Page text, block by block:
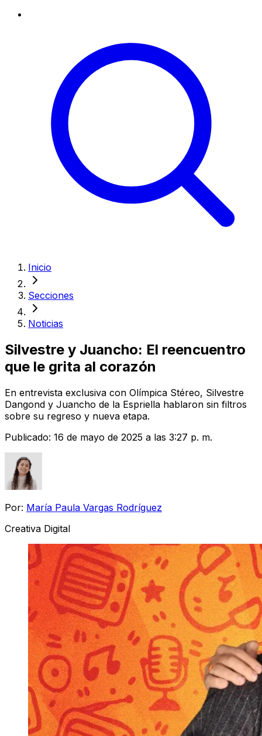
Inicio
Secciones
Noticias
Silvestre y Juancho: El reencuentro
que le grita al corazón
En entrevista exclusiva con Olímpica Stéreo, Silvestre
Dangond y Juancho de la Espriella hablaron sin filtros
sobre su regreso y nueva etapa.
Publicado: 16 de mayo de 2025 a las 3:27 p. m.
Por: María Paula Vargas Rodríguez
Creativa Digital